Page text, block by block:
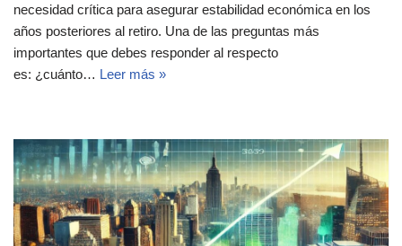
necesidad crítica para asegurar estabilidad económica en los
años posteriores al retiro. Una de las preguntas más
importantes que debes responder al respecto
es: ¿cuánto… Leer más »